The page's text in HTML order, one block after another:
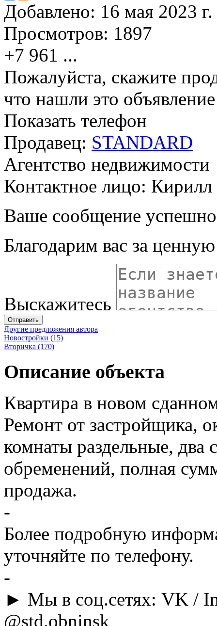
Добавлено: 16 мая 2023 г.
Просмотров: 1897
+7 961 ...
Пожалуйста, скажите
что нашли это
Показать телефон
Продавец: STANDARD
Агентство недвижимости
Контактное лицо: Кирилл
Ваше сообщение успешно
Благодарим вас за
Выскажитесь
Отправить
Другие предложения автора
Новостройки (15)
Вторичка (170)
Описание объекта
Квартира в новом
Ремонт от застройщика,
комнаты раздельные, два
обременений, полная
продажа.
-
Более подробную
уточняйте по телефону.
-
► Мы в соц.сетях: VK /
@std.obninsk